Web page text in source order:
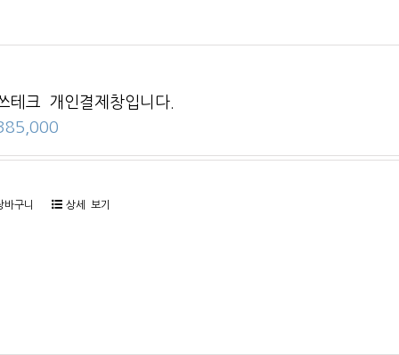
테크 개인결제창입니다.
바구니 상세 보기